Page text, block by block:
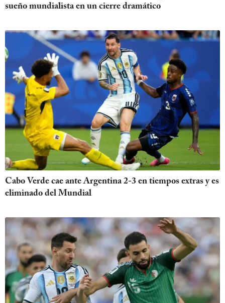
sueño mundialista en un cierre dramático
Cabo Verde cae ante Argentina 2-3 en tiempos extras y es
eliminado del Mundial